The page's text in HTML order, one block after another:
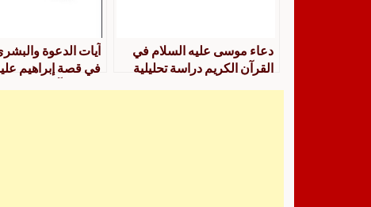
دعاء موسى عليه السلام في
القرآن الكريم دراسة تحليلية
آيات الدعوة
في قصة إبراهيم